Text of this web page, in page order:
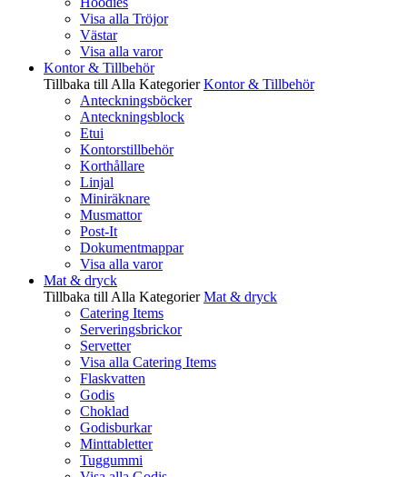
Visa alla Tröjor
Västar
Visa alla varor
Kontor & Tillbehör
Tillbaka till Alla Kategorier Kontor & Tillbehör
Anteckningsböcker
Anteckningsblock
Etui
Kontorstillbehör
Korthållare
Linjal
Miniräknare
Musmattor
Post-It
Dokumentmappar
Visa alla varor
Mat & dryck
Tillbaka till Alla Kategorier Mat & dryck
Catering Items
Serveringsbrickor
Servetter
Visa alla Catering Items
Flaskvatten
Godis
Choklad
Godisburkar
Minttabletter
Tuggummi